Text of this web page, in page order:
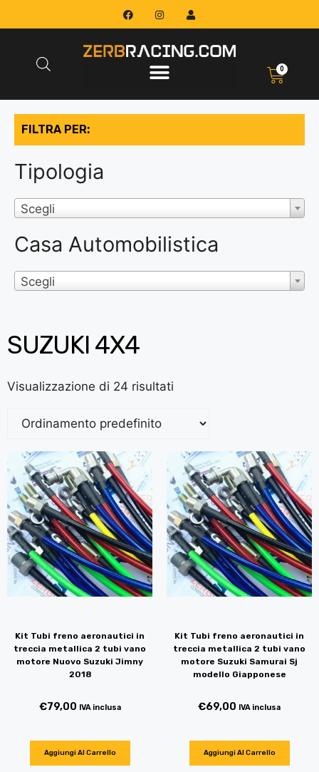
0
FILTRA PER:
Tipologia
Scegli
Casa Automobilistica
Scegli
SUZUKI 4X4
Visualizzazione di 24 risultati
Kit Tubi freno aeronautici in
treccia metallica 2 tubi vano
motore Nuovo Suzuki Jimny
2018
€79,00 IVA inclusa
Aggiungi Al Carrello
Kit Tubi freno aeronautici in
treccia metallica 2 tubi vano
motore Suzuki Samurai Sj
modello Giapponese
€69,00 IVA inclusa
Aggiungi Al Carrello